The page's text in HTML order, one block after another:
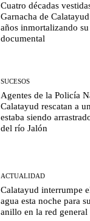
Cuatro décadas
Garnacha de
años inmortalizando
documental
SUCESOS
Agentes de la Policía
Calatayud rescatan a
estaba siendo
del río Jalón
ACTUALIDAD
Calatayud interrumpe
agua esta noche para
anillo en la red general